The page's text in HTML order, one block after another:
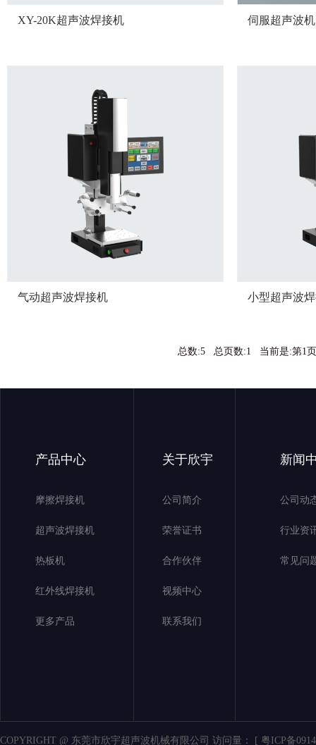
XY-20K超声波焊接机 伺服超声波机
气动超声波焊接机 小型超声波
总数:5 总页数:1 当前是:第1
产品中心
摩擦焊接机
超声波焊接机
热板机
红外线焊接机
更多产品
关于欣宇
公司简介
荣誉证书
合作伙伴
视频中心
联系我们
新闻
公司动
行业资
常见问
COPYRIGHT @ 东莞市欣宇超声波机械有限公司 访问量： [ 粤ICP备